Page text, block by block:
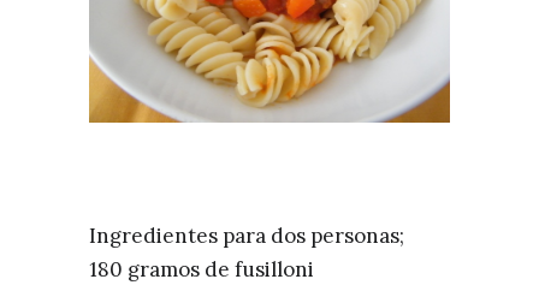
Ingredientes para dos personas;
180 gramos de fusilloni